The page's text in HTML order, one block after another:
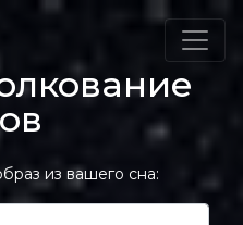
из вашего сна: